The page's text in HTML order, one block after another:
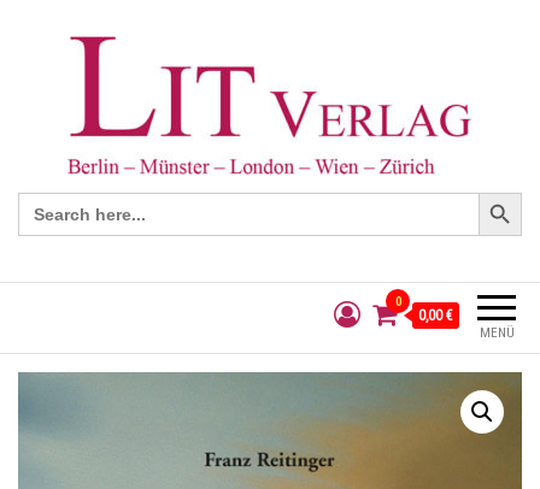
Search
for:
Search Button
MENÜ
0
0,00 €